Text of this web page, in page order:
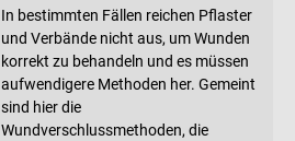
In bestimmten Fällen reichen Pflaster
und Verbände nicht aus, um Wunden
korrekt zu behandeln und es müssen
aufwendigere Methoden her. Gemeint
sind hier die
Wundverschlussmethoden, die